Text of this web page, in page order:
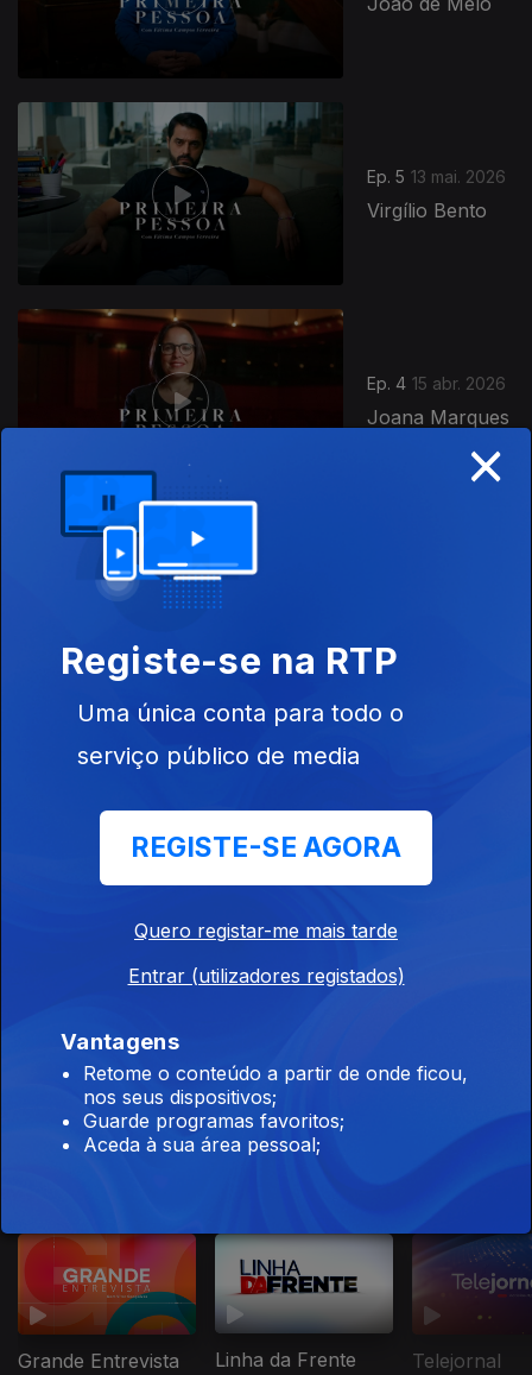
Ep. 5 13 mai. 2026
Virgílio Bento
Ep. 4 15 abr. 2026
Joana Marques
José Barata
Moura
Grande Entrevista Linha da Frente Telejornal
×
Registe-se na RTP
Uma única conta para todo o
serviço público de media
REGISTE-SE AGORA
Quero registar-me mais tarde
Entrar (utilizadores registados)
Vantagens
Retome o conteúdo a partir de onde ficou,
nos seus dispositivos;
Guarde programas favoritos;
Aceda à sua área pessoal;